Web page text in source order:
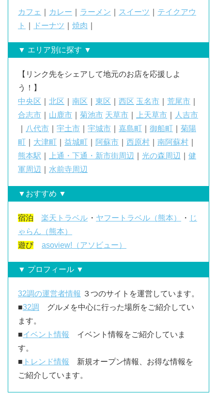
カフェ カレー ラーメン スイーツ
テイクアウ
ト
ドーナツ 焼肉
▼ エリア別に探す ▼
【リンク先をシェアして地元のお店を応援しよ
う！】
中央区
北区 南区 東区 西区 玉名市 荒尾市
合志市
山鹿市 菊池市 天草市 上天草市
人吉市
八代市 宇土市 宇城市 嘉島町 御船町
菊陽
町
大津町 益城町 阿蘇市 西原村 南阿蘇村
熊本駅
上通・下通・新市街周辺 光の森周辺
健
軍周辺
水前寺周辺
▼おすすめ ▼
宿泊 楽天トラベル ・ ヤフートラベル（熊本） ・ じ
ゃらん（熊本）
遊び
asoview!（アソビュー）
▼ プロフィール ▼
32調の運営者情報 ３つのサイトを運営しています。
■32調
グルメを中心に行った場所をご紹介してい
ます。
■イベント情報
イベント情報をご紹介していま
す。
■ トレンド情報
新規オープン情報、お得な情報を
ご紹介しています。